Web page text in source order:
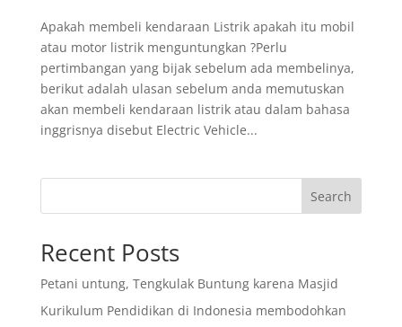
Apakah membeli kendaraan Listrik apakah itu mobil
atau motor listrik menguntungkan ?Perlu
pertimbangan yang bijak sebelum ada membelinya,
berikut adalah ulasan sebelum anda memutuskan
akan membeli kendaraan listrik atau dalam bahasa
inggrisnya disebut Electric Vehicle...
Search
Recent Posts
Petani untung, Tengkulak Buntung karena Masjid
Kurikulum Pendidikan di Indonesia membodohkan